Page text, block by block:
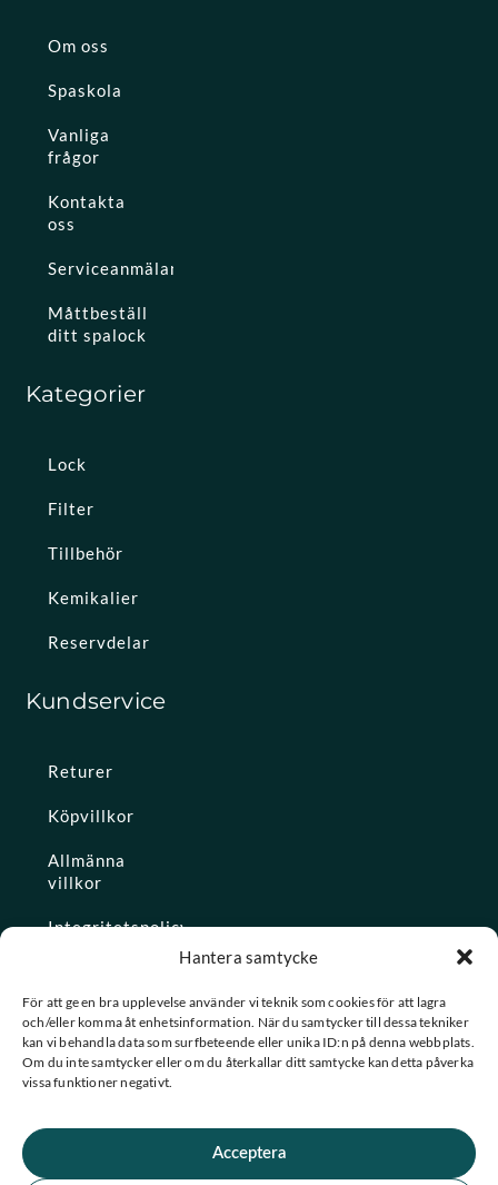
Hantera samtycke
För att ge en bra upplevelse använder vi teknik som cookies för att lagra
och/eller komma åt enhetsinformation. När du samtycker till dessa tekniker
kan vi behandla data som surfbeteende eller unika ID:n på denna webbplats.
Om du inte samtycker eller om du återkallar ditt samtycke kan detta påverka
vissa funktioner negativt.
Acceptera
Om oss
Spaskola
Vanliga
frågor
Kontakta
oss
Serviceanmälan
Måttbeställ
ditt spalock
Kategorier
Lock
Filter
Tillbehör
Kemikalier
Reservdelar
Kundservice
Returer
Köpvillkor
Allmänna
villkor
Integritetspolicy
Konto